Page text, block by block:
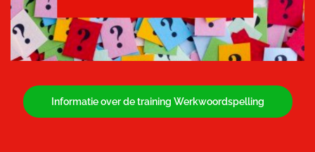
Informatie over de training Werkwoordspelling